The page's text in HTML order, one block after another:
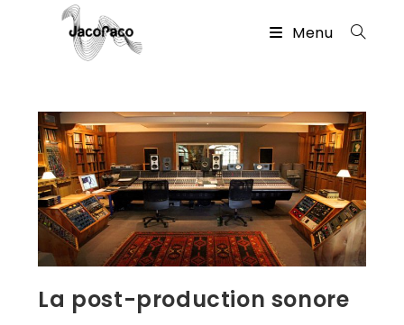
Menu
La post-production sonore